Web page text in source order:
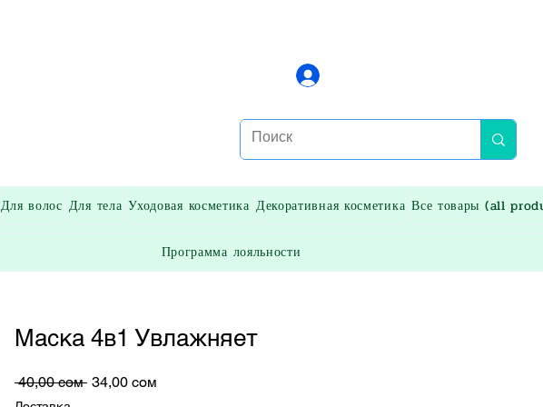
Для волос Для тела Уходовая косметика Декоративная косметика Все товары (all
Программа лояльности
Маска 4в1 Увлажняет
40,00 сом Обычная
34,00 сом